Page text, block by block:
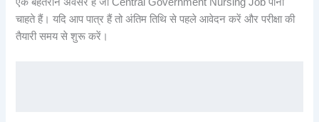
चाहते हैं। यदि आप पात्र हैं तो अंतिम तिथि से पहले आवेदन करें और परीक्षा की
तैयारी समय से शुरू करें।